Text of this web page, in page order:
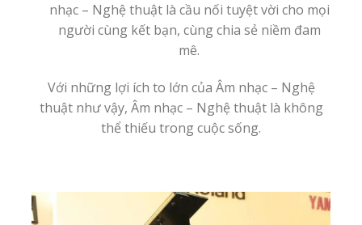
nhạc – Nghệ thuật là cầu nối tuyệt vời cho mọi
người cùng kết bạn, cùng chia sẻ niềm đam
mê.
Với những lợi ích to lớn của Âm nhạc – Nghệ
thuật như vậy, Âm nhạc – Nghệ thuật là không
thể thiếu trong cuộc sống.